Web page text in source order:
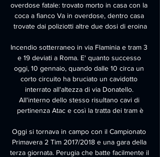
overdose fatale: trovato morto in casa con la
coca a fianco Va in overdose, dentro casa
trovate dai poliziotti altre due dosi di eroina
Incendio sotterraneo in via Flaminia e tram 3
e 19 deviati a Roma. E' quanto successo
oggi, 10 gennaio, quando dalle 10 circa un
corto circuito ha bruciato un cavidotto
interrato all'altezza di via Donatello.
All'interno dello stesso risultano cavi di
pertinenza Atac e così la tratta dei tram è
Oggi si tornava in campo con il Campionato
Primavera 2 Tim 2017/2018 e una gara della
terza giornata. Perugia che batte facilmente il